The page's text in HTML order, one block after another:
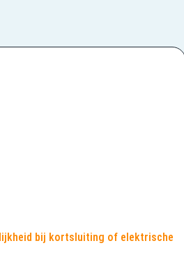
bij kortsluiting of elektrische